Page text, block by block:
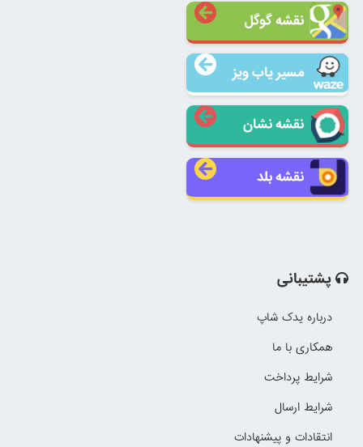
نقشه گوگل
مسیر یاب ویز
نقشه نشان
نقشه بلد
پشتیبانی
درباره یدک شاپ
همکاری با ما
شرایط پرداخت
شرایط ارسال
انتقادات و پیشنهادات